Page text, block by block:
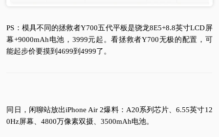
PS：模具不同的拯救者Y700五代平板是骁龙8E5+8.8英寸LCD屏
幕+9000mAh电池，3999元起。看拯救者Y700无极的配置，可
能起步价要摸到4699到4999了。
同日，闲聊站放出iPhone Air 2爆料：A20系列芯片、6.55英寸12
0Hz屏幕、4800万像素双摄、3500mAh电池。